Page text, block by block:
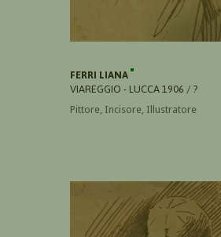
FERRI LIANA
VIAREGGIO - LUCCA 1906 / ?
Pittore, Incisore, Illustratore